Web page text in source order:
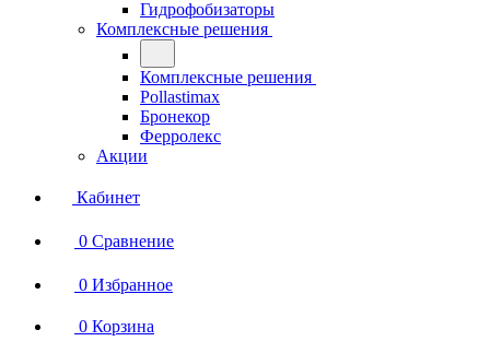
Гидрофобизаторы
Комплексные решения
Комплексные решения
Pollastimax
Бронекор
Ферролекс
Акции
Кабинет
0 Сравнение
0 Избранное
0 Корзина